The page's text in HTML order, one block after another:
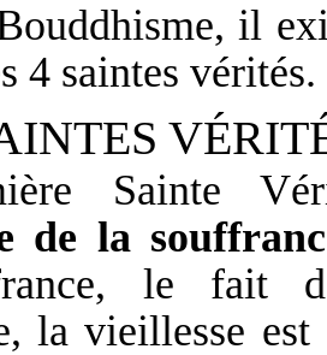
il
4 saintes vérités.
Sainte
de la
le fait
la vieillesse est